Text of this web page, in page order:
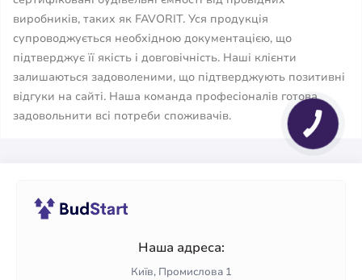
виробників, таких як FAVORIT. Уся продукція
супроводжується необхідною документацією, що
підтверджує її якість і довговічність. Наші клієнти
залишаються задоволеними, що підтверджують позитивні
відгуки на сайті. Наша команда професіоналів готова
задовольнити всі потреби споживачів.
Наша адреса:
Київ, Промислова 1